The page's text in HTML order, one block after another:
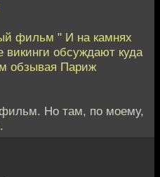
фильм " И на камнях
викинги обсуждают куда
обзывая Париж
Но там, по моему,